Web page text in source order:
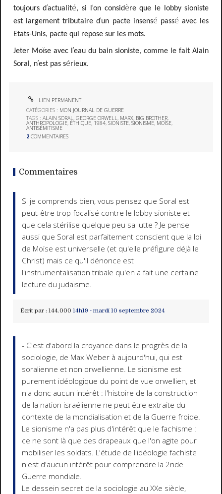
toujours d’actualité, si l ’on considère que le lobby sioniste
est largement tributaire d’un pacte insensé passé avec les
Etats-Unis, pacte qui repose sur les mots.
Jeter Moïse avec l’eau du bain sioniste, comme le fait Alain
Soral, n’est pas sérieux.
LIEN PERMANENT
CATÉGORIES : MON JOURNAL DE GUERRE
TAGS :ALAIN SORAL,GEORGE ORWELL, MARX, BIG BROTHER,
ANTHROPOLOGIE, ÉTHIQUE, 1984,SIONISTE,SIONISME, MOÏSE,
ANTISÉMITISME
2 COMMENTAIRES
Commentaires
SI je comprends bien, vous pensez que Soral est
peut-être trop focalisé contre le lobby sioniste et
que cela stérilise quelque peu sa lutte ? Je pense
aussi que Soral est parfaitement conscient que la loi
de Moïse est universelle (et qu'elle préfigure déjà le
Christ) mais ce qu'il dénonce est
l'instrumentalisation tribale qu'en a fait une certaine
lecture du judaïsme.
Écrit par : 144.000 14h19 - mardi 10 septembre 2024
- C'est d'abord la croyance dans le progrès de la
sociologie, de Max Weber à aujourd'hui, qui est
soralienne et non orwellienne. Le sionisme est
purement idéologique du point de vue orwellien, et
n'a donc aucun intérêt : l'histoire de la construction
de la nation israélienne ne peut être extraite du
contexte de la mondialisation et de la Guerre froide.
Le sionisme n'a pas plus d'intérêt que le fachisme :
ce ne sont là que des drapeaux que l'on agite pour
mobiliser les soldats. L'étude de l'idéologie fachiste
n'est d'aucun intérêt pour comprendre la 2nde
Guerre mondiale.
Le dessein secret de la sociologie au XXe siècle,